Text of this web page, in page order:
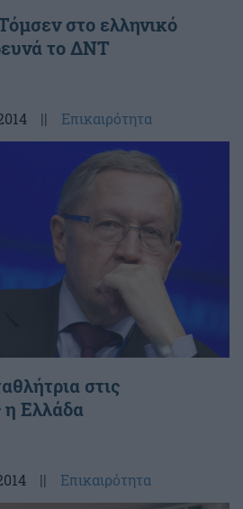
στο ελληνικό
το ΔΝΤ
|| Επικαιρότητα
στις
η Ελλάδα
|| Επικαιρότητα